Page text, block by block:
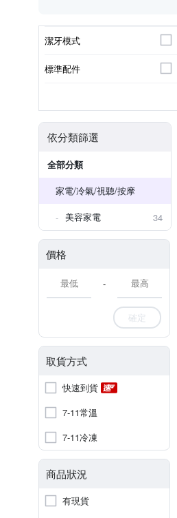
潔牙模式
標準配件
依分類篩選
全部分類
家電/冷氣/視聽/按摩
美容家電
34
價格
-
確定
取貨方式
快速到貨
7-11常溫
7-11冷凍
商品狀況
有現貨